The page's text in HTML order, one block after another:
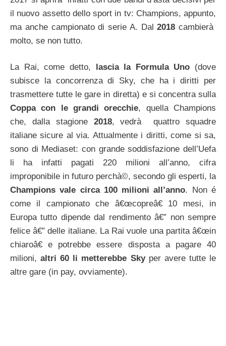
il nuovo assetto dello sport in tv: Champions, appunto,
ma anche campionato di serie A. Dal2018 cambierà
molto, se non tutto.
La Rai, come detto, lascia la Formula Uno (dove
subisce la concorrenza di Sky, che ha i diritti per
trasmettere tutte le gare in diretta) e si concentra sulla
Coppa con le grandi orecchie, quella Champions
che, dalla stagione 2018, vedrà quattro squadre
italiane sicure al via. Attualmente i diritti, come si sa,
sono di Mediaset: con grande soddisfazione dell’Uefa
li ha infatti pagati 220 milioni all’anno, cifra
improponibile in futuro perchà©, secondo gli esperti, la
Champions vale circa 100 milioni all’anno. Non é
come il campionato che â€œcopreâ€ 10 mesi, in
Europa tutto dipende dal rendimento â€” non sempre
felice â€” delle italiane. La Rai vuole una partita â€œin
chiaroâ€ e potrebbe essere disposta a pagare 40
milioni,altri 60 li metterebbe Skyper avere tutte le
altre gare (in pay, ovviamente).